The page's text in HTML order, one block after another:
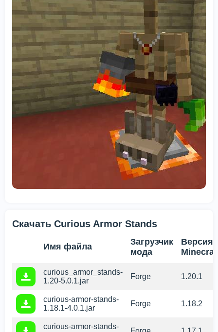
Скачать Curious Armor Stands
Имя файла
Загрузчик
мода
Версия
curious_armor_stands-
1.20-5.0.1.jar
Forge 1.20.1
curious-armor-stands-
1.18.1-4.0.1.jar
Forge 1.18.2
curious-armor-stands-